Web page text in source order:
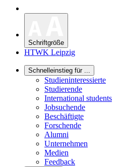
Schriftgröße
HTWK Leipzig
Schnelleinstieg für ...
Studieninteressierte
Studierende
International students
Jobsuchende
Beschäftigte
Forschende
Alumni
Unternehmen
Medien
Feedback